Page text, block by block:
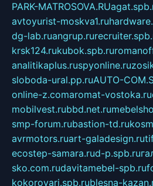
PARK-MATROSOVA.RU
avtoyurist-moskva1.ru
dg-lab.ruangrup.ru
krsk124.rukubok.spb.ru
analitikaplus.ruspyonline.ru
sloboda-ural.pp.ruAUTO-
online-z.comaromat-vostoka.ru
mobilvest.rubbd.net.ru
smp-forum.rubastion-td.ru
avrmotors.ruart-galadesign.ru
ecostep-samara.rud-p.spb.ru
sko.com.rudavitamebel-spb.ru
kokoroyari.spb.rublesna-